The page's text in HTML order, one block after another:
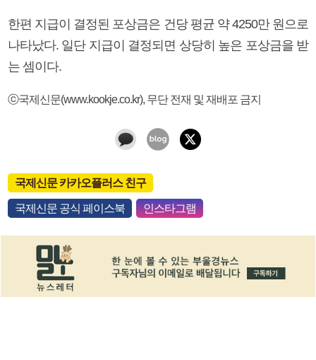
한편 지급이 결정된 포상금은 건당 평균 약 4250만 원으로
나타났다. 일단 지급이 결정되면 상당히 높은 포상금을 받
는 셈이다.
ⓒ국제신문(www.kookje.co.kr), 무단 전재 및 재배포 금지
국제신문 카카오플러스 친구
국제신문 공식 페이스북 인스타그램